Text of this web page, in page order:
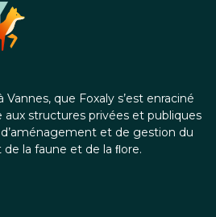
Vannes, que Foxaly s’est enraciné
structures privées et publiques
et de gestion du
la faune et de la ﬂore.